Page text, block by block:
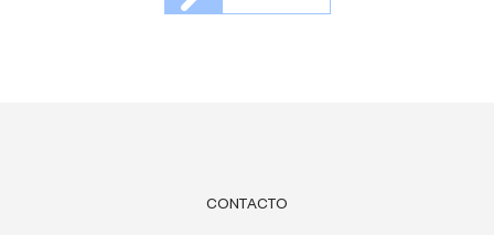
CONTACTO